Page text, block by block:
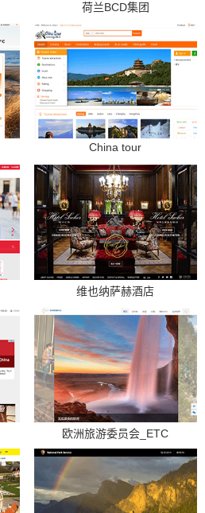
荷兰BCD集团
China tour
维也纳萨赫酒店
欧洲旅游委员会_ETC